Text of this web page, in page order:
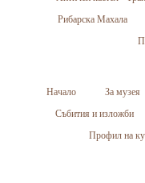
Рибарска Махала
Начало За музея
Събития и изложби
Профил на